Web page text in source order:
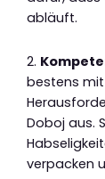
abläuft.
2.
bestens
Doboj aus.
verpacken